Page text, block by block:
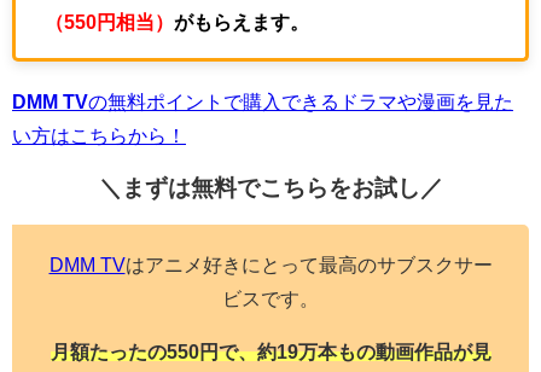
（550円相当） がもらえます。
DMM TVの無料ポイントで購入できるドラマや漫画を見た
い方はこちらから！
＼まずは無料でこちらをお試し／
DMM TVはアニメ好きにとって最高のサブスクサー
ビスです。
月額たったの550円で、約19万本もの動画作品が見